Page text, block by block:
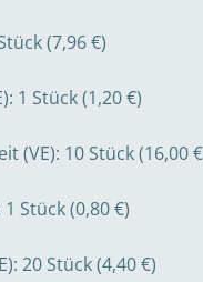
(7,96 €)
1 Stück (1,20 €)
(VE): 10 Stück (16,00
Stück (0,80 €)
20 Stück (4,40 €)